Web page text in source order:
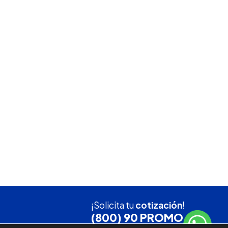
¡Solicita tucotización!
(800) 90 PROMO